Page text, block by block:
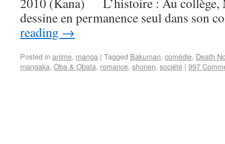
dessine en permanence seul dans son
reading →
Posted in anime, manga | Tagged Bakuman, comédie, Death
mangaka, Oba & Obata, romance, shonen, société | 997